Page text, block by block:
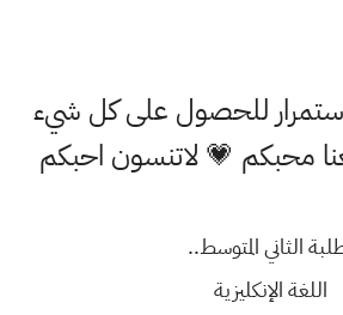
باستمرار للحصول على كل شيء
محبكم 💗 لاتنسون احبكم
الثاني المتوسط..
اللغة الإنكليزية